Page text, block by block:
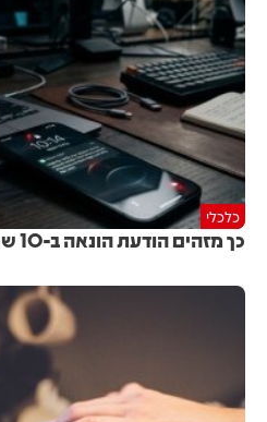
כלכלי
כך מזהים הודעת הונאה ב-10 שניות